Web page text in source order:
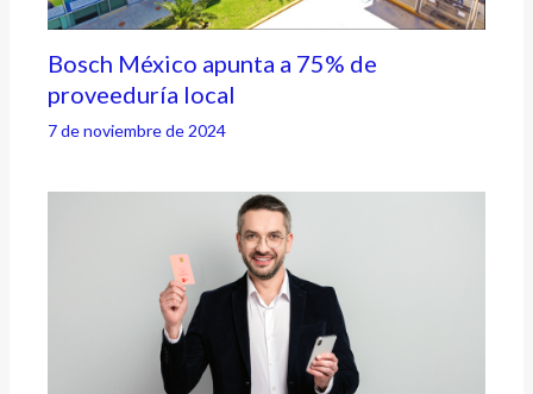
Bosch México apunta a 75% de
proveeduría local
7 de noviembre de 2024